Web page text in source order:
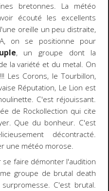
bretonnes. La météo
écouté les excellents
oreille un peu distraite,
on se positionne pour
, un groupe dont la
la variété et du metal. On
Les Corons, le Tourbillon,
Réputation, Le Lion est
C'est réjouissant.
de Rockollection qui cite
Que du bonheur. C'est
décontracté.
une météo morose.
se faire démonter l'audition
groupe de brutal death
C'est brutal.